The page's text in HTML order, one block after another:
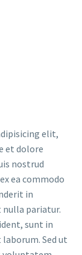
elit,
et dolore
nostrud
ea commodo
in
pariatur.
sunt in
Sed ut